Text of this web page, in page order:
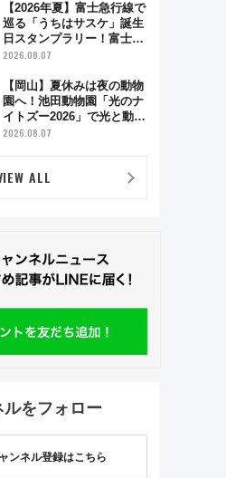
【2026年夏】富士急行線で
巡る「うちはサスケ」誕生
日スタンプラリー！富士急
ハイランド限定グルメ＆グ
2026.08.07
【岡山】夏休みは夜の動物
園へ！池田動物園「光のナ
イトズー2026」で光と動物
が彩る特別な夜
2026.08.07
ALL
をフォロー
ンネル登録はこちら